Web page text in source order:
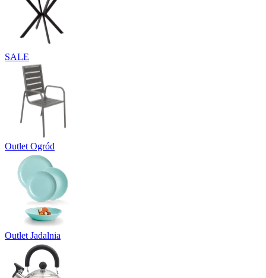
SALE
Outlet Ogród
Outlet Jadalnia